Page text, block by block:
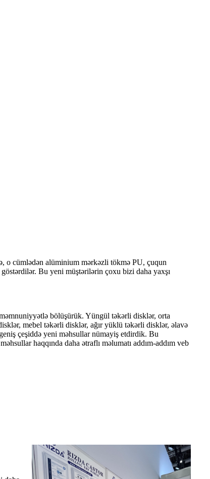
o cümlədən alüminium mərkəzli tökmə PU, çuqun
Bu yeni müştərilərin çoxu bizi daha yaxşı
bölüşürük. Yüngül təkərli disklər, orta
mebel təkərli disklər, ağır yüklü təkərli disklər, əlavə
çeşiddə yeni məhsullar nümayiş etdirdik. Bu
haqqında daha ətraflı məlumatı addım-addım veb